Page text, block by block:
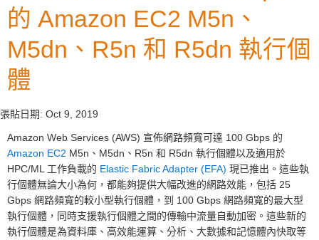
的 Amazon EC2 M5n、
M5dn、R5n 和 R5dn 執行個
體
張貼日期: Oct 9, 2019
Amazon Web Services (AWS) 宣佈網路頻寬可達 100 Gbps 的
Amazon EC2 M5n、M5dn、R5n 和 R5dn 執行個體以及適用於
HPC/ML 工作負載的 Elastic Fabric Adapter (EFA) 現已推出。這些執
行個體無論大小為何，都能夠提供大幅改進的網路效能，包括 25
Gbps 網路頻寬的較小型執行個體，到 100 Gbps 網路頻寬的最大型
執行個體，同時支援執行個體之間的傳輸中流量自動加密。這些新的
執行個體是為資料庫、高效能運算、分析、大數據和記憶體內快取等